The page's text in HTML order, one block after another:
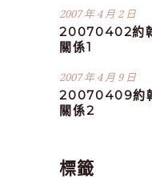
2007 年 4 月 2 日
20070402約
關係1
2007 年 4 月 9 日
20070409約
關係2
標籤